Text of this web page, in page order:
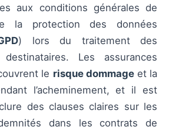
aux conditions générales de
la protection des données
) lors du traitement des
Les assurances
le risque dommageet la
l’acheminement, et il est
des clauses claires sur les
dans les contrats de